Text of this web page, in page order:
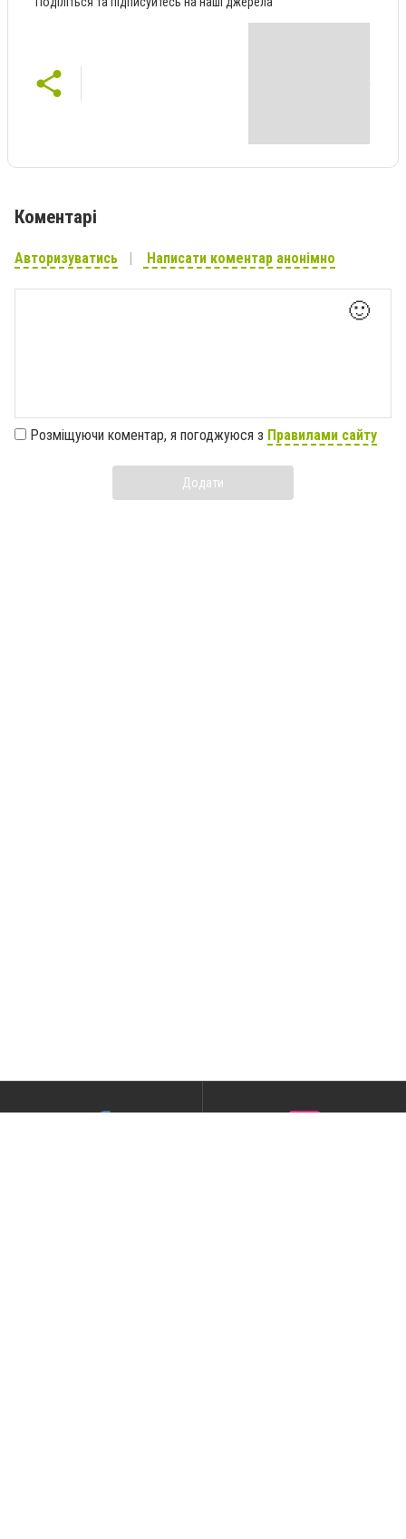
Коментарі
Авторизуватись Написати коментар анонімно
🙂
Розміщуючи коментар, я погоджуюся з Правилами сайту
Додати